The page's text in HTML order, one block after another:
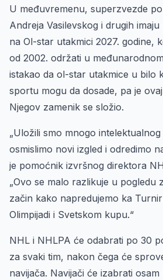
U međuvremenu, superzvezde
Andreja Vasilevskog i drugih
na Ol-star utakmici 2027. godine,
od 2002. održati u
istakao da ol-star utakmice u bilo
sportu mogu da dosade, pa je
Njegov zamenik se složio.
„Uložili smo mnogo
osmislimo novi izgled i odredimo
je pomoćnik izvršnog direktora
„Ovo se malo razlikuje u pogledu
začin kako napredujemo ka
Olimpijadi i Svetskom kupu.“
NHL i NHLPA će odabrati po 30
za svaki tim, nakon čega će
navijača. Navijači će izabrati